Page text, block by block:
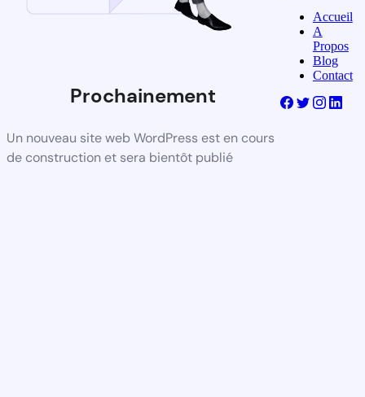
Prochainement
Un nouveau site web WordPress est en cours
de construction et sera bientôt publié
Accueil
A
Propos
Blog
Contact